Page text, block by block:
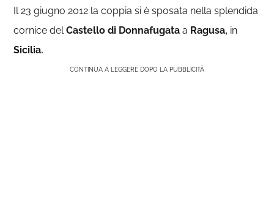
Il 23 giugno 2012 la coppia si è sposata nella splendida
cornice del Castello di Donnafugata a Ragusa, in
Sicilia.
CONTINUA A LEGGERE DOPO LA PUBBLICITÀ